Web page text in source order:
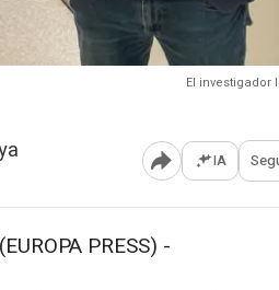
El investigador
Abrir IA
PRESS) -